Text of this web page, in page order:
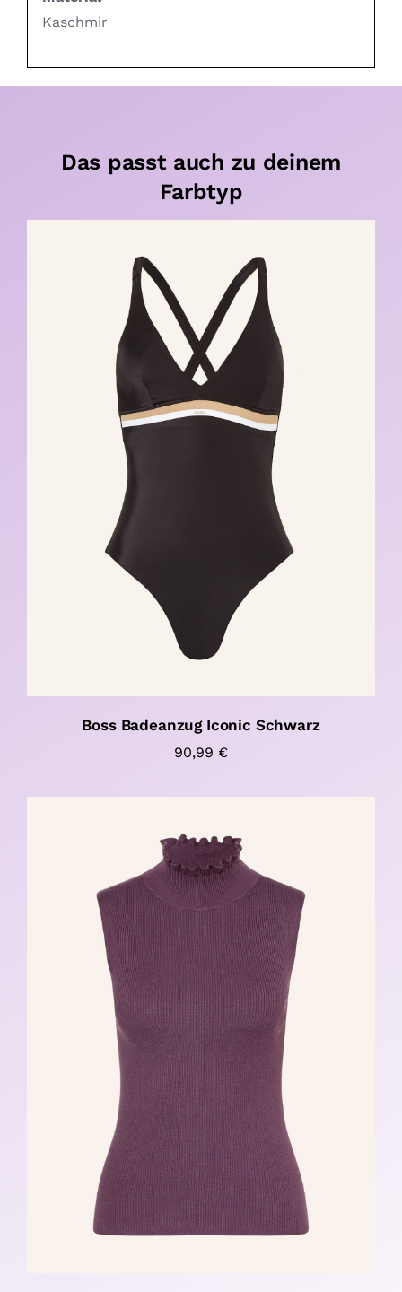
Kaschmir
Das passt auch zu deinem
Farbtyp
Boss Badeanzug Iconic Schwarz
90,99 €